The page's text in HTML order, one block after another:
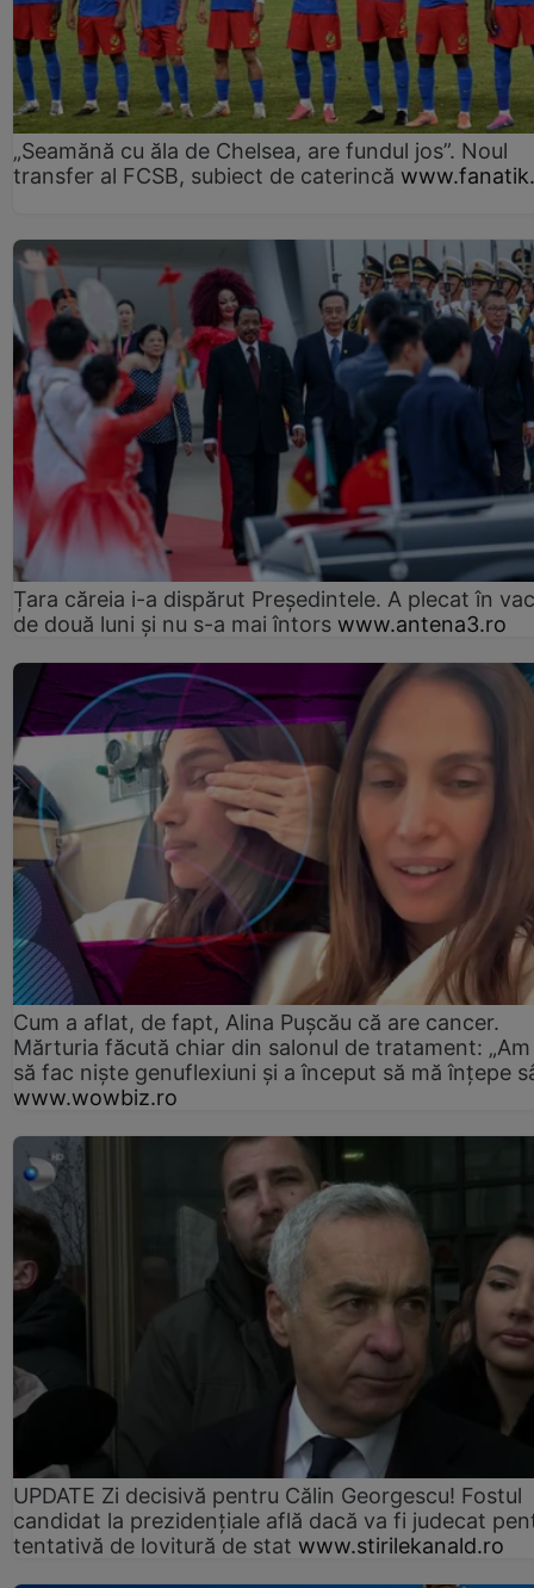
„Seamănă cu ăla de Chelsea, are fundul jos”. Noul
transfer al FCSB, subiect de caterincă
Țara căreia i-a dispărut Președintele. A plecat în
de două luni și nu s-a mai întors www.antena3.ro
Cum a aflat, de fapt, Alina Pușcău că are cancer.
Mărturia făcută chiar din salonul de tratament:
să fac niște genuflexiuni și a început să mă înțepe
www.wowbiz.ro
UPDATE Zi decisivă pentru Călin Georgescu! Fostul
candidat la prezidențiale află dacă va fi judecat
tentativă de lovitură de stat www.stirilekanald.ro